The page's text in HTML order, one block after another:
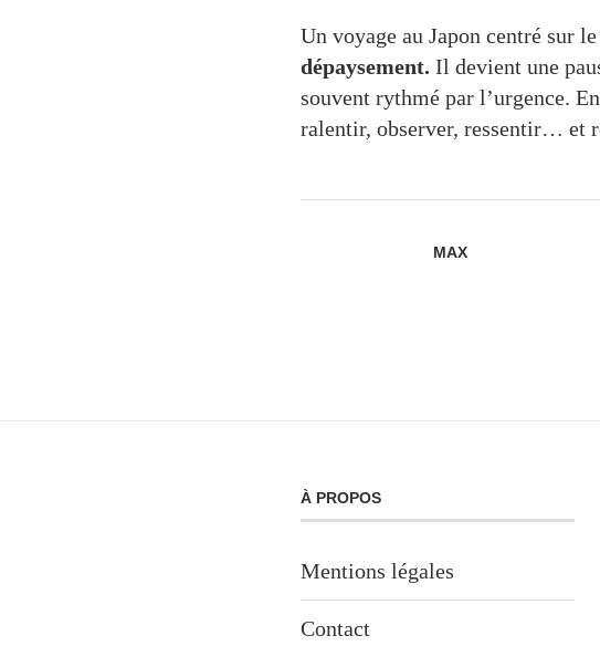
Un voyage au Japon centré sur
dépaysement. Il devient une
souvent rythmé par l’urgence.
ralentir, observer, ressentir… et
MAX
À PROPOS
Mentions légales
Contact